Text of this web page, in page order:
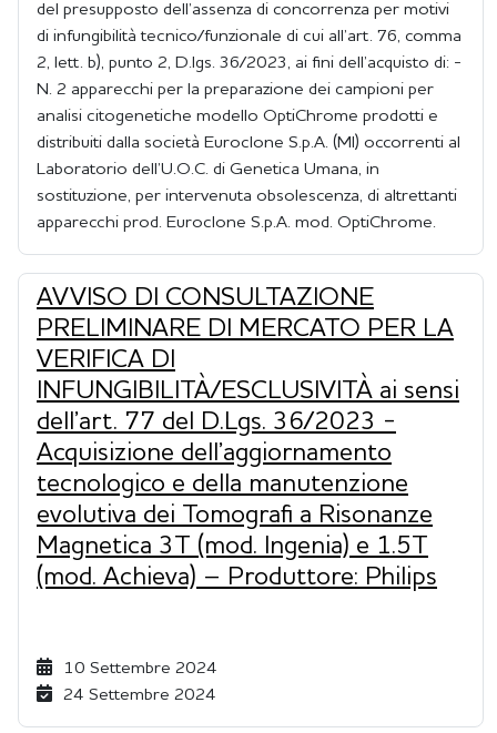
del presupposto dell’assenza di concorrenza per motivi
di infungibilità tecnico/funzionale di cui all’art. 76, comma
2, lett. b), punto 2, D.lgs. 36/2023, ai fini dell’acquisto di: -
N. 2 apparecchi per la preparazione dei campioni per
analisi citogenetiche modello OptiChrome prodotti e
distribuiti dalla società Euroclone S.p.A. (MI) occorrenti al
Laboratorio dell’U.O.C. di Genetica Umana, in
sostituzione, per intervenuta obsolescenza, di altrettanti
apparecchi prod. Euroclone S.p.A. mod. OptiChrome.
AVVISO DI CONSULTAZIONE
PRELIMINARE DI MERCATO PER LA
VERIFICA DI
INFUNGIBILITÀ/ESCLUSIVITÀ ai sensi
dell’art. 77 del D.Lgs. 36/2023 -
Acquisizione dell’aggiornamento
tecnologico e della manutenzione
evolutiva dei Tomografi a Risonanze
Magnetica 3T (mod. Ingenia) e 1.5T
(mod. Achieva) – Produttore: Philips
10 Settembre 2024
24 Settembre 2024